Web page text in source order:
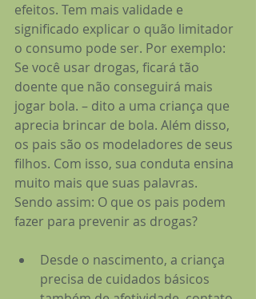
efeitos. Tem mais validade e
significado explicar o quão limitador
o consumo pode ser. Por exemplo:
Se você usar drogas, ficará tão
doente que não conseguirá mais
jogar bola. – dito a uma criança que
aprecia brincar de bola. Além disso,
os pais são os modeladores de seus
filhos. Com isso, sua conduta ensina
muito mais que suas palavras.
Sendo assim: O que os pais podem
fazer para prevenir as drogas?
Desde o nascimento, a criança
precisa de cuidados básicos